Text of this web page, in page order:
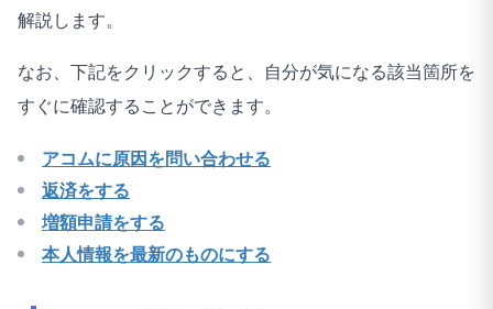
解説します。
なお、下記をクリックすると、自分が気になる該当箇所を
すぐに確認することができます。
アコムに原因を問い合わせる
返済をする
増額申請をする
本人情報を最新のものにする